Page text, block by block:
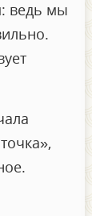
ведь мы